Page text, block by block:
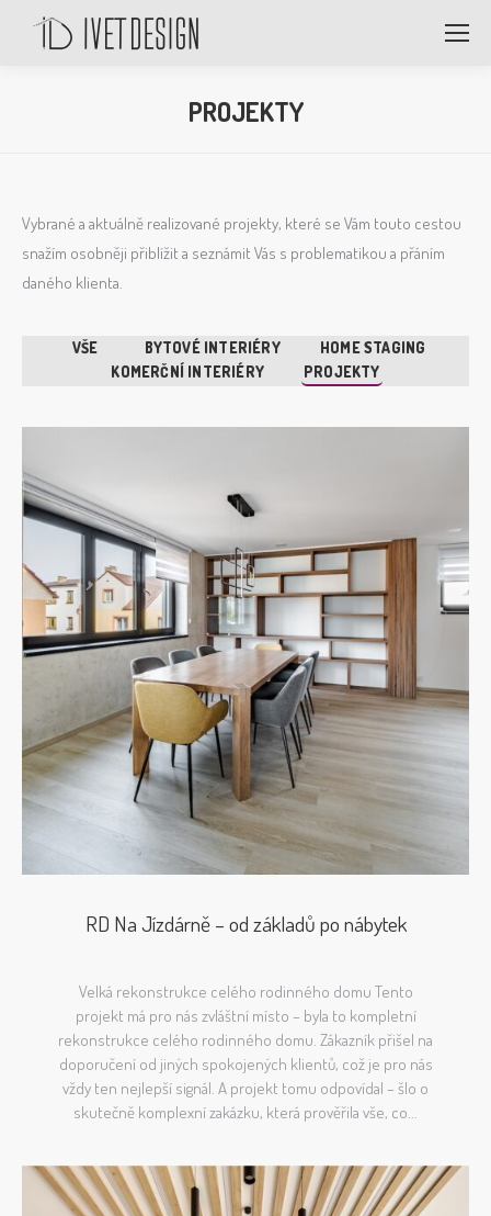
PROJEKTY
Vybrané a aktuálně realizované projekty, které se Vám touto cestou
snažím osobněji přiblížit a seznámit Vás s problematikou a přáním
daného klienta.
VŠE BYTOVÉ INTERIÉRY
HOME STAGING
KOMERČNÍ INTERIÉRY
PROJEKTY
RD Na Jízdárně – od základů po nábytek
Velká rekonstrukce celého rodinného domu Tento
projekt má pro nás zvláštní místo – byla to kompletní
rekonstrukce celého rodinného domu. Zákazník přišel na
doporučení od jiných spokojených klientů, což je pro nás
vždy ten nejlepší signál. A projekt tomu odpovídal – šlo o
skutečně komplexní zakázku, která prověřila vše, co...